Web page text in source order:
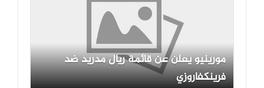
مورينيو يعلن عن قائمة ريال مدريد ضد
فرينكفاروزي